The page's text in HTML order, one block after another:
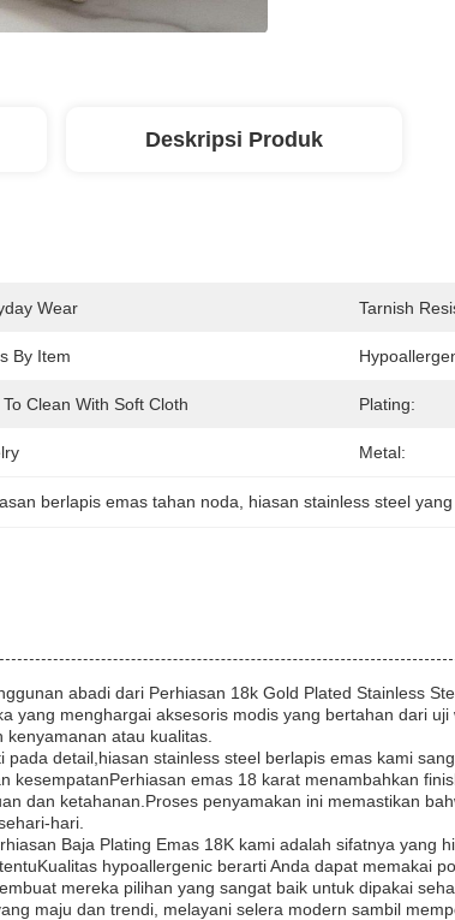
Deskripsi Produk
Wear Tarnish
By Item
To Clean With Soft Cloth Plating:
Metal:
berlapis emas tahan noda hiasan stainless steel
abadi dari Perhiasan 18k Gold Plated Stainless
yang menghargai aksesoris modis yang bertahan dari
atau kualitas.
detail,hiasan stainless steel berlapis emas kami
kesempatanPerhiasan emas 18 karat menambahkan
dan ketahanan.Proses penyamakan ini memastikan
hari.
Baja Plating Emas 18K kami adalah sifatnya yang
hypoallergenic berarti Anda dapat memakai
mereka pilihan yang sangat baik untuk dipakai
maju dan trendi, melayani selera modern sambil